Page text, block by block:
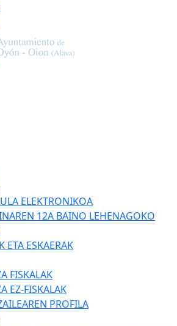
ELEKTRONIKOA
12A BAINO LEHENAGOKO
ETA ESKAERAK
FISKALAK
EZ-FISKALAK
PROFILA